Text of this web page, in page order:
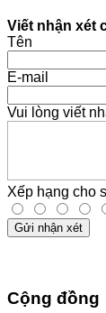
Viết nhận xét
Tên
E-mail
Vui lòng viết
Xếp hạng cho
Gửi nhận xét
Cộng đồng